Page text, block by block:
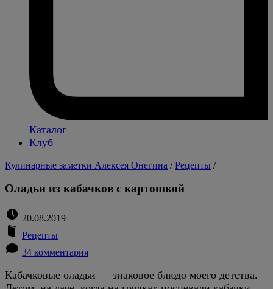
Каталог
Клуб
Кулинарные заметки Алексея Онегина /Рецепты /
Оладьи из кабачков с картошкой
20.08.2019
Рецепты
34 комментария
Кабачковые оладьи — знаковое блюдо моего детства.